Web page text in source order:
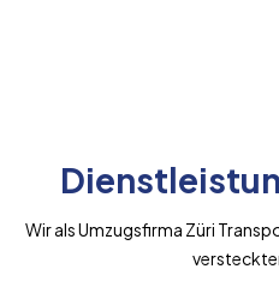
Wir als Umzugsfirma Züri